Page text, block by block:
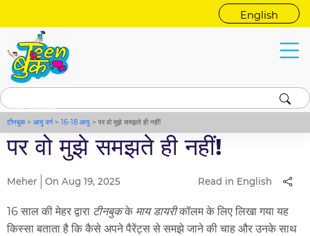
English
मेरी डायरी
टीनबुक>आयु वर्ग>16-18 आयु >पर वो मुझे समझते ही नहीं!
पर वो मुझे समझते ही नहीं!
Meher On Aug 19, 2025 Read in English
16 साल की मेहर द्वारा टीनबुकके माय डायरीकॉलम के लिए लिखा गया यह
किस्सा बताता है कि कैसे अपने पैरेंट्स से समझे जाने की चाह और उनके साथ